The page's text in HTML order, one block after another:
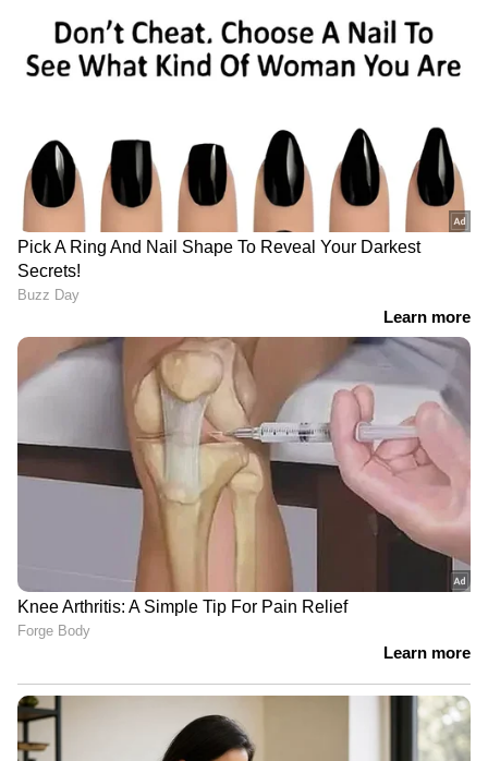
പൂർണമായും ഒറ്റപ്പെട്ടു
നിറഞ്ഞതോടെ വെളളം കയറിയ
വീടുകളിൽ തന്നെ കഴിയുകയാണ്
മേൽപ്പാടത്തെ കുടുംബങ്ങൾ